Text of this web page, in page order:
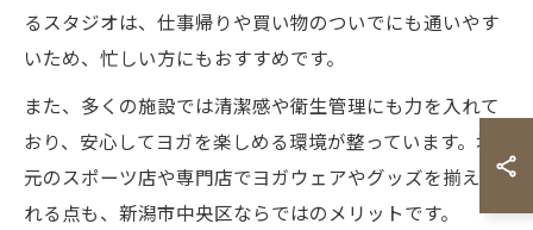
るスタジオは、仕事帰りや買い物のついでにも通いやす
いため、忙しい方にもおすすめです。
また、多くの施設では清潔感や衛生管理にも力を入れて
おり、安心してヨガを楽しめる環境が整っています。地
元のスポーツ店や専門店でヨガウェアやグッズを揃えら
れる点も、新潟市中央区ならではのメリットです。